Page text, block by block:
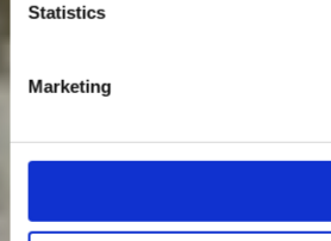
Statistics
Marketing